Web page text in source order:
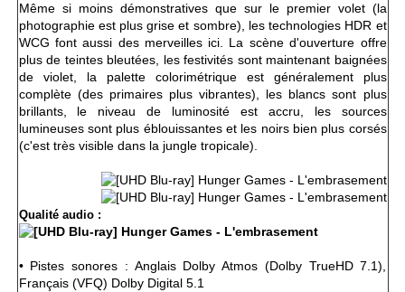
Même si moins démonstratives que sur le premier volet (la
photographie est plus grise et sombre), les technologies HDR et
WCG font aussi des merveilles ici. La scène d'ouverture offre
plus de teintes bleutées, les festivités sont maintenant baignées
de violet, la palette colorimétrique est généralement plus
complète (des primaires plus vibrantes), les blancs sont plus
brillants, le niveau de luminosité est accru, les sources
lumineuses sont plus éblouissantes et les noirs bien plus corsés
(c'est très visible dans la jungle tropicale).
Qualité audio :
• Pistes sonores : Anglais Dolby Atmos (Dolby TrueHD 7.1),
Français (VFQ) Dolby Digital 5.1